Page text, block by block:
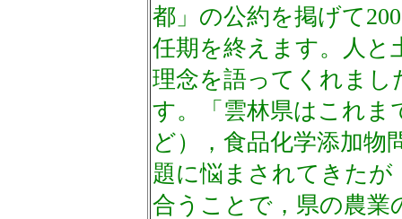
都」の公約を掲げて
任期を終えます。人と
理念を語ってくれまし
す。「雲林県はこれま
ど），食品化学添加物
題に悩まされてきた
合うことで，県の農業